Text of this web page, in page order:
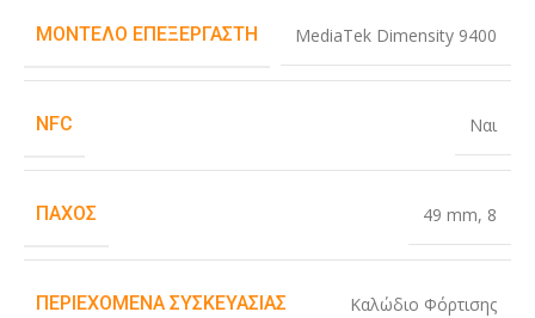
ΜΟΝΤΈΛΟ ΕΠΕΞΕΡΓΑΣΤΉ MediaTek Dimensity 9400
NFC Ναι
ΠΆΧΟΣ 49 mm, 8
ΠΕΡΙΕΧΌΜΕΝΑ ΣΥΣΚΕΥΑΣΊΑΣ Καλώδιο Φόρτισης